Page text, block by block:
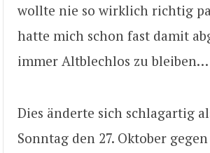
wollte nie so wirklich richtig
hatte mich schon fast damit
immer Altblechlos zu bleiben…
Dies änderte sich schlagartig
Sonntag den 27. Oktober